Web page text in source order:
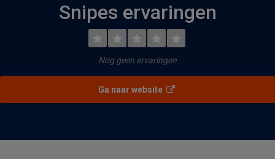
Snipes ervaringen
Nog geen ervaringen
Ga naar website